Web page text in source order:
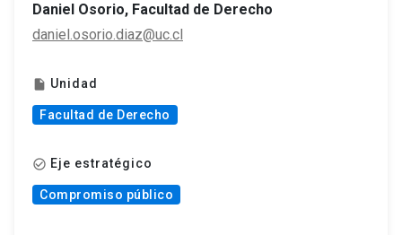
Daniel Osorio, Facultad de Derecho
daniel.osorio.diaz@uc.cl
insert_drive_file Unidad
Facultad de Derecho
check_circle_outline Eje estratégico
Compromiso público